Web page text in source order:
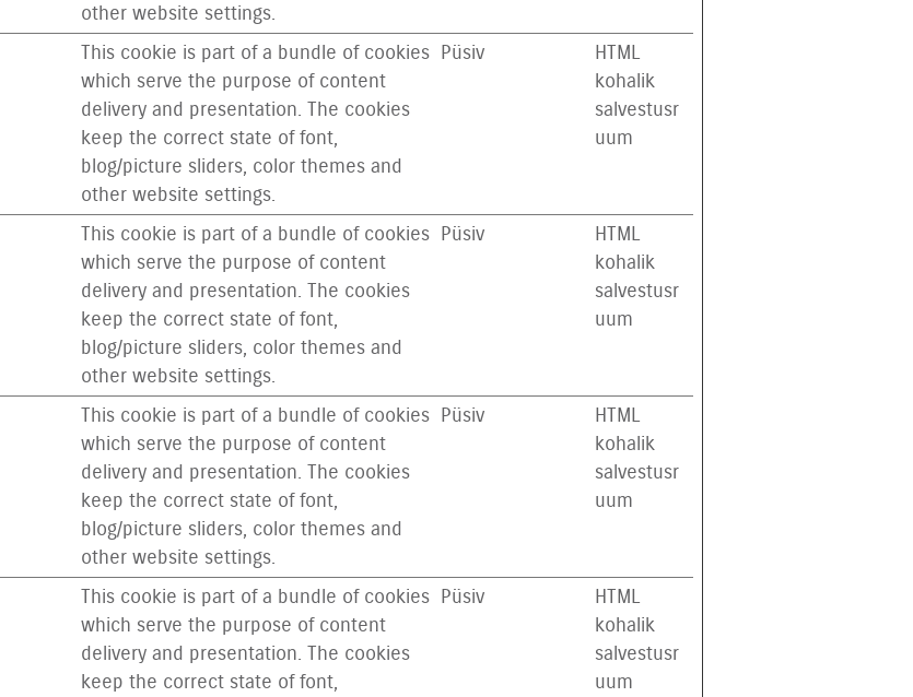
other website settings.
This cookie is part of a bundle of cookies
which serve the purpose of content
delivery and presentation. The cookies
keep the correct state of font,
blog/picture sliders, color themes and
other website settings.
Püsiv
HTML
kohalik
salvestusr
uum
This cookie is part of a bundle of cookies
which serve the purpose of content
delivery and presentation. The cookies
keep the correct state of font,
blog/picture sliders, color themes and
other website settings.
Püsiv
HTML
kohalik
salvestusr
uum
This cookie is part of a bundle of cookies
which serve the purpose of content
delivery and presentation. The cookies
keep the correct state of font,
blog/picture sliders, color themes and
other website settings.
Püsiv
HTML
kohalik
salvestusr
uum
This cookie is part of a bundle of cookies
which serve the purpose of content
delivery and presentation. The cookies
keep the correct state of font,
Püsiv
HTML
kohalik
salvestusr
uum